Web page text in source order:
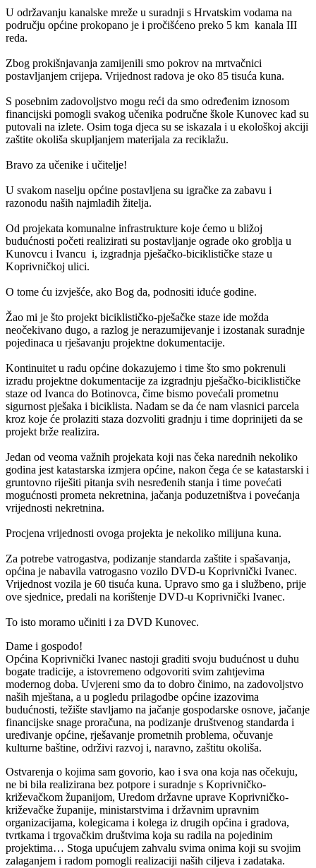
U održavanju kanalske mreže u suradnji s Hrvatskim vodama na
području općine prokopano je i pročišćeno preko 5 km kanala III
reda.
Zbog prokišnjavanja zamijenili smo pokrov na mrtvačnici
postavljanjem crijepa. Vrijednost radova je oko 85 tisuća kuna.
S posebnim zadovoljstvo mogu reći da smo određenim iznosom
financijski pomogli svakog učenika područne škole Kunovec kad su
putovali na izlete. Osim toga djeca su se iskazala i u ekološkoj akciji
zaštite okoliša skupljanjem materijala za reciklažu.
Bravo za učenike i učitelje!
U svakom naselju općine postavljena su igračke za zabavu i
razonodu naših najmlađih žitelja.
Od projekata komunalne infrastrukture koje ćemo u bližoj
budućnosti početi realizirati su postavljanje ograde oko groblja u
Kunovcu i Ivancu i, izgradnja pješačko-biciklističke staze u
Koprivničkoj ulici.
O tome ću izvješće, ako Bog da, podnositi iduće godine.
Žao mi je što projekt biciklističko-pješačke staze ide možda
neočekivano dugo, a razlog je nerazumijevanje i izostanak suradnje
pojedinaca u rješavanju projektne dokumentacije.
Kontinuitet u radu općine dokazujemo i time što smo pokrenuli
izradu projektne dokumentacije za izgradnju pješačko-biciklističke
staze od Ivanca do Botinovca, čime bismo povećali prometnu
sigurnost pješaka i biciklista. Nadam se da će nam vlasnici parcela
kroz koje će prolaziti staza dozvoliti gradnju i time doprinijeti da se
projekt brže realizira.
Jedan od veoma važnih projekata koji nas čeka narednih nekoliko
godina jest katastarska izmjera općine, nakon čega će se katastarski i
gruntovno riješiti pitanja svih nesređenih stanja i time povećati
mogućnosti prometa nekretnina, jačanja poduzetništva i povećanja
vrijednosti nekretnina.
Procjena vrijednosti ovoga projekta je nekoliko milijuna kuna.
Za potrebe vatrogastva, podizanje standarda zaštite i spašavanja,
općina je nabavila vatrogasno vozilo DVD-u Koprivnički Ivanec.
Vrijednost vozila je 60 tisuća kuna. Upravo smo ga i službeno, prije
ove sjednice, predali na korištenje DVD-u Koprivnički Ivanec.
To isto moramo učiniti i za DVD Kunovec.
Dame i gospodo!
Općina Koprivnički Ivanec nastoji graditi svoju budućnost u duhu
bogate tradicije, a istovremeno odgovoriti svim zahtjevima
modernog doba. Uvjereni smo da to dobro činimo, na zadovoljstvo
naših mještana, a u pogledu prilagodbe općine izazovima
budućnosti, težište stavljamo na jačanje gospodarske osnove, jačanje
financijske snage proračuna, na podizanje društvenog standarda i
uređivanje općine, rješavanje prometnih problema, očuvanje
kulturne baštine, održivi razvoj i, naravno, zaštitu okoliša.
Ostvarenja o kojima sam govorio, kao i sva ona koja nas očekuju,
ne bi bila realizirana bez potpore i suradnje s Koprivničko-
križevačkom županijom, Uredom državne uprave Koprivničko-
križevačke županije, ministarstvima i državnim upravnim
organizacijama, kolegicama i kolega iz drugih općina i gradova,
tvrtkama i trgovačkim društvima koja su radila na pojedinim
projektima… Stoga upućujem zahvalu svima onima koji su svojim
zalaganjem i radom pomogli realizaciji naših ciljeva i zadataka.